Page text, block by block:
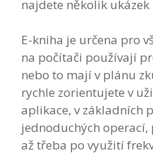
najdete několik ukázek
E-kniha je určena pro
na počítači používají
nebo to mají v plánu
rychle zorientujete v
aplikace, v základních
jednoduchých operací,
až třeba po využití